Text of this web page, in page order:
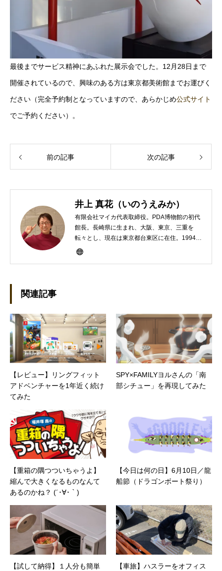
最後までサービス精神にあふれた展示会でした。12月28日まで
開催されているので、興味のある方は東京都美術館までお運びく
ださい（完全予約制となっていますので、あらかじめ公式サイト
でご予約ください）。
前の記事 次の記事
井上 真花（いのうえみか）
有限会社マイカ代表取締役。PDA博物館の初代
館長。長崎県に生まれ、大阪、東京、三重を
転々とし、現在は東京都台東区に在住。1994年
にHP100LXと出会ったのをきかっけに、フリ
制作。プライベートでは、井上円了哲学塾の第
一期修了生として「哲学カフェ＠神保町」の世
話人、2020年以降は「なごテツ」のオンライン
カフェの世話人を務める。趣味は考えること。
関連記事
【レビュー】リングフィット
アドベンチャーを1年近く続け
てみた
SPY×FAMILYヨルさんの「南
部シチュー」を再現してみた
【重箱の隅つついちゃうよ】
縮んで大きくなるものなんて
あるのかね？ (´･∀･｀)
【今日は何の日】6月10日／龍
船節（ドラゴンボート祭り）
【試して納得】１人分も簡単
【車旅】ハスラーをオフィス